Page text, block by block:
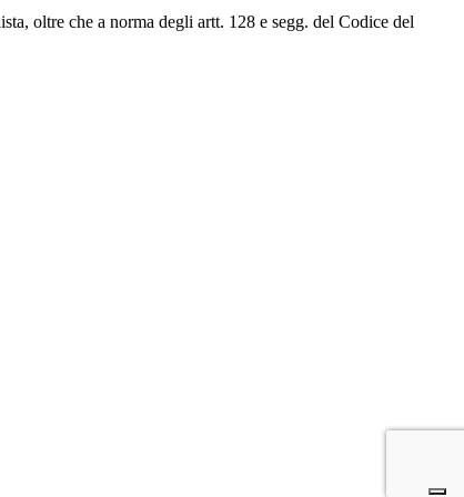
oltre che a norma degli artt. 128 e segg. del Codice del